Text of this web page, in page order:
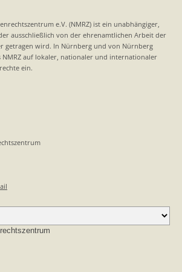
e.V. (NMRZ) ist ein unabhängiger,
ausschließlich von der ehrenamtlichen Arbeit der
getragen wird. In Nürnberg und von Nürnberg
NMRZ auf lokaler, nationaler und internationaler
ein.